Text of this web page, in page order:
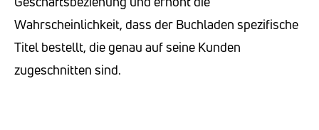
Wahrscheinlichkeit, dass der Buchladen spezifische
Titel bestellt, die genau auf seine Kunden
zugeschnitten sind.